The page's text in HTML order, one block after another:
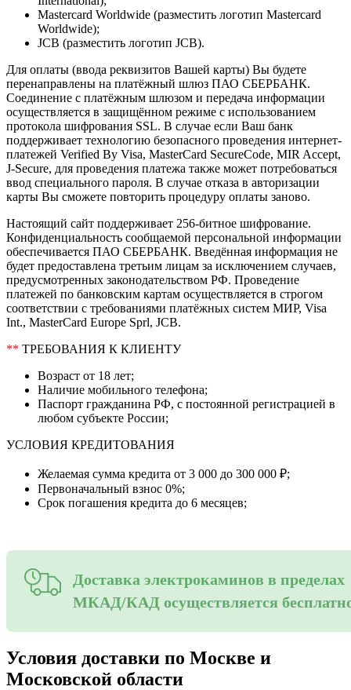
Mastercard Worldwide (разместить логотип Mastercard
Worldwide);
JCB (разместить логотип JCB).
Для оплаты (ввода реквизитов Вашей карты) Вы будете
перенаправлены на платёжный шлюз ПАО СБЕРБАНК.
Соединение с платёжным шлюзом и передача информации
осуществляется в защищённом режиме с использованием
протокола шифрования SSL. В случае если Ваш банк
поддерживает технологию безопасного проведения интернет-
платежей Verified By Visa, MasterCard SecureCode, MIR Accept,
J-Secure, для проведения платежа также может потребоваться
ввод специального пароля. В случае отказа в авторизации
карты Вы сможете повторить процедуру оплаты заново.
Настоящий сайт поддерживает 256-битное шифрование.
Конфиденциальность сообщаемой персональной информации
обеспечивается ПАО СБЕРБАНК. Введённая информация не
будет предоставлена третьим лицам за исключением случаев,
предусмотренных законодательством РФ. Проведение
платежей по банковским картам осуществляется в строгом
соответствии с требованиями платёжных систем МИР, Visa
Int., MasterCard Europe Sprl, JCB.
** ТРЕБОВАНИЯ К КЛИЕНТУ
Возраст от 18 лет;
Наличие мобильного телефона;
Паспорт гражданина РФ, с постоянной регистрацией в
любом субъекте России;
УСЛОВИЯ КРЕДИТОВАНИЯ
Желаемая сумма кредита от 3 000 до 300 000 ₽;
Первоначальный взнос 0%;
Срок погашения кредита до 6 месяцев;
Доставка электрокаминов в пределах
МКАД/КАД осуществляется
Условия доставки по Москве и
Московской области